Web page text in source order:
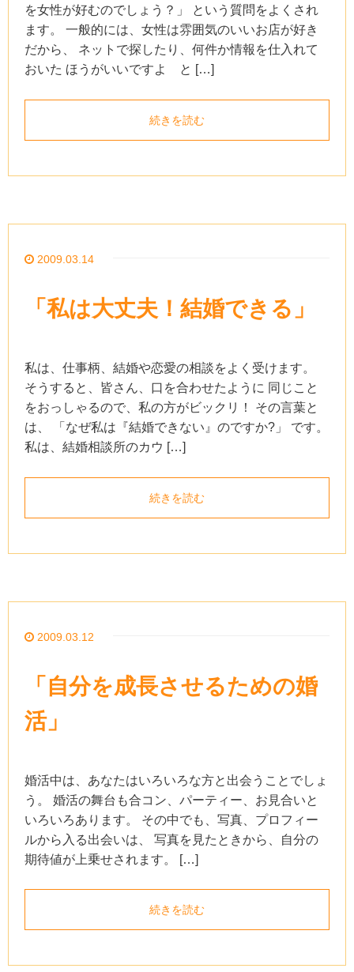
を女性が好むのでしょう？」 という質問をよくされ
ます。 一般的には、女性は雰囲気のいいお店が好き
だから、 ネットで探したり、何件か情報を仕入れて
おいた ほうがいいですよ と […]
続きを読む
2009.03.14
「私は大丈夫！結婚できる」
私は、仕事柄、結婚や恋愛の相談をよく受けます。
そうすると、皆さん、口を合わせたように 同じこと
をおっしゃるので、私の方がビックリ！ その言葉と
は、 「なぜ私は『結婚できない』のですか?」 です。
私は、結婚相談所のカウ […]
続きを読む
2009.03.12
「自分を成長させるための婚
活」
婚活中は、あなたはいろいろな方と出会うことでしょ
う。 婚活の舞台も合コン、パーティー、お見合いと
いろいろあります。 その中でも、写真、プロフィー
ルから入る出会いは、 写真を見たときから、自分の
期待値が上乗せされます。 […]
続きを読む